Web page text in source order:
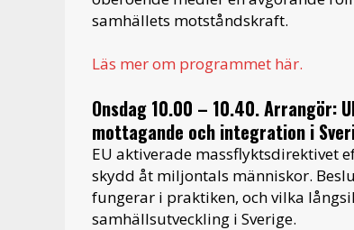
samhällets motståndskraft.
Läs mer om programmet här.
Onsdag 10.00 – 10.40. Arrangör:
mottagande och integration i
EU aktiverade massflyktsdirektivet
skydd åt miljontals människor.
fungerar i praktiken, och vilka
samhällsutveckling i Sverige.